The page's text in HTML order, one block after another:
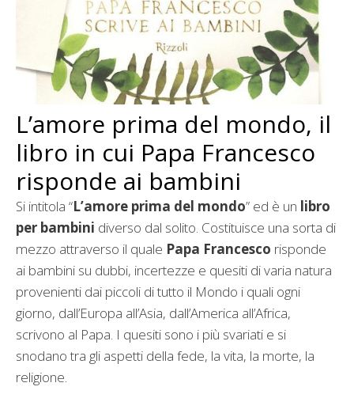
L’amore prima del mondo, il
libro in cui Papa Francesco
risponde ai bambini
Si intitola “L’amore prima del mondo” ed è un libro
per bambini diverso dal solito. Costituisce una sorta di
mezzo attraverso il quale Papa Francesco risponde
ai bambini su dubbi, incertezze e quesiti di varia natura
provenienti dai piccoli di tutto il Mondo i quali ogni
giorno, dall’Europa all’Asia, dall’America all’Africa,
scrivono al Papa. I quesiti sono i più svariati e si
snodano tra gli aspetti della fede, la vita, la morte, la
religione.